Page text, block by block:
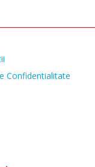
Confidentialitate